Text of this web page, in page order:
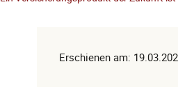
Erschienen am: